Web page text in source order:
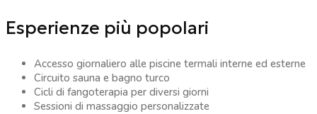
Esperienze più popolari
Accesso giornaliero alle piscine termali interne ed esterne
Circuito sauna e bagno turco
Cicli di fangoterapia per diversi giorni
Sessioni di massaggio personalizzate